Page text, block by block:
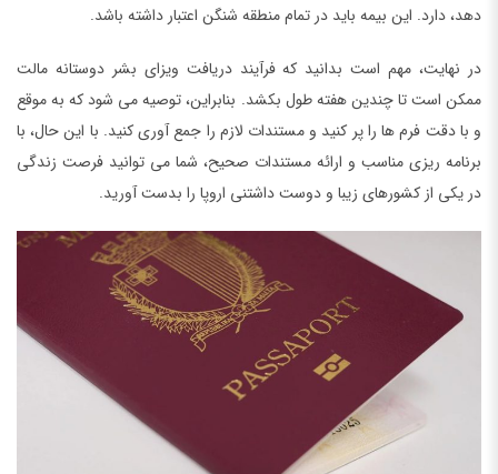
دهد، دارد. این بیمه باید در تمام منطقه شنگن اعتبار داشته باشد.
در نهایت، مهم است بدانید که فرآیند دریافت ویزای بشر دوستانه مالت
ممکن است تا چندین هفته طول بکشد. بنابراین، توصیه می شود که به موقع
و با دقت فرم ها را پر کنید و مستندات لازم را جمع آوری کنید. با این حال، با
برنامه ریزی مناسب و ارائه مستندات صحیح، شما می توانید فرصت زندگی
در یکی از کشورهای زیبا و دوست داشتنی اروپا را بدست آورید.